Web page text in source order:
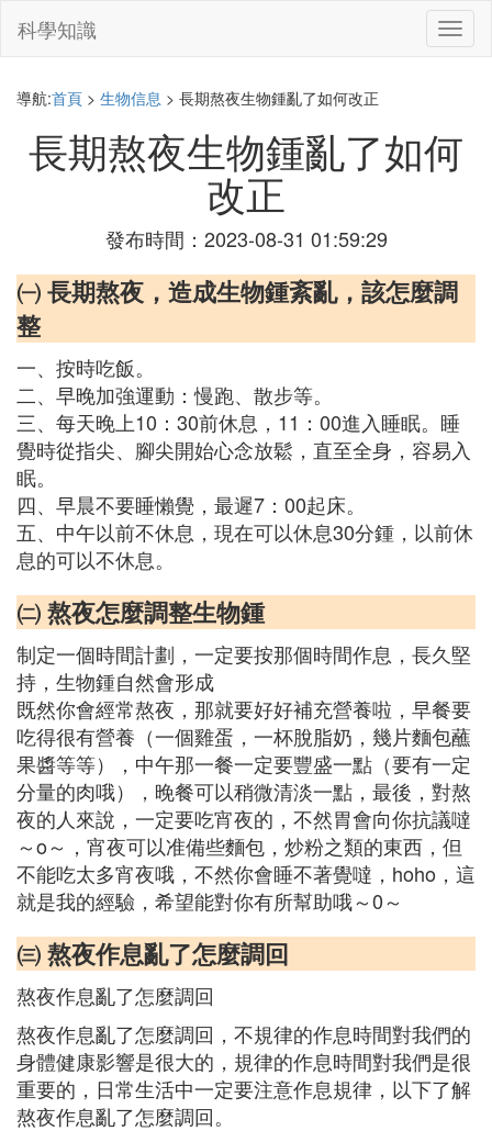
切
換
科學知識
導航:首頁 > 生物信息 > 長期熬夜生物鍾亂了如何改正
長期熬夜生物鍾亂了如何
改正
發布時間：2023-08-31 01:59:29
㈠ 長期熬夜，造成生物鍾紊亂，該怎麼調
整
一、按時吃飯。
二、早晚加強運動：慢跑、散步等。
三、每天晚上10：30前休息，11：00進入睡眠。睡
覺時從指尖、腳尖開始心念放鬆，直至全身，容易入
眠。
四、早晨不要睡懶覺，最遲7：00起床。
五、中午以前不休息，現在可以休息30分鍾，以前休
息的可以不休息。
㈡ 熬夜怎麼調整生物鍾
制定一個時間計劃，一定要按那個時間作息，長久堅
持，生物鍾自然會形成
既然你會經常熬夜，那就要好好補充營養啦，早餐要
吃得很有營養（一個雞蛋，一杯脫脂奶，幾片麵包蘸
果醬等等），中午那一餐一定要豐盛一點（要有一定
分量的肉哦），晚餐可以稍微清淡一點，最後，對熬
夜的人來說，一定要吃宵夜的，不然胃會向你抗議噠
～o～，宵夜可以准備些麵包，炒粉之類的東西，但
不能吃太多宵夜哦，不然你會睡不著覺噠，hoho，這
就是我的經驗，希望能對你有所幫助哦～0～
㈢ 熬夜作息亂了怎麼調回
熬夜作息亂了怎麼調回
熬夜作息亂了怎麼調回，不規律的作息時間對我們的
身體健康影響是很大的，規律的作息時間對我們是很
重要的，日常生活中一定要注意作息規律，以下了解
熬夜作息亂了怎麼調回。